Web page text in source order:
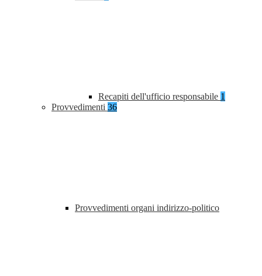
Recapiti dell'ufficio responsabile 1
Provvedimenti 36
Provvedimenti organi indirizzo-politico